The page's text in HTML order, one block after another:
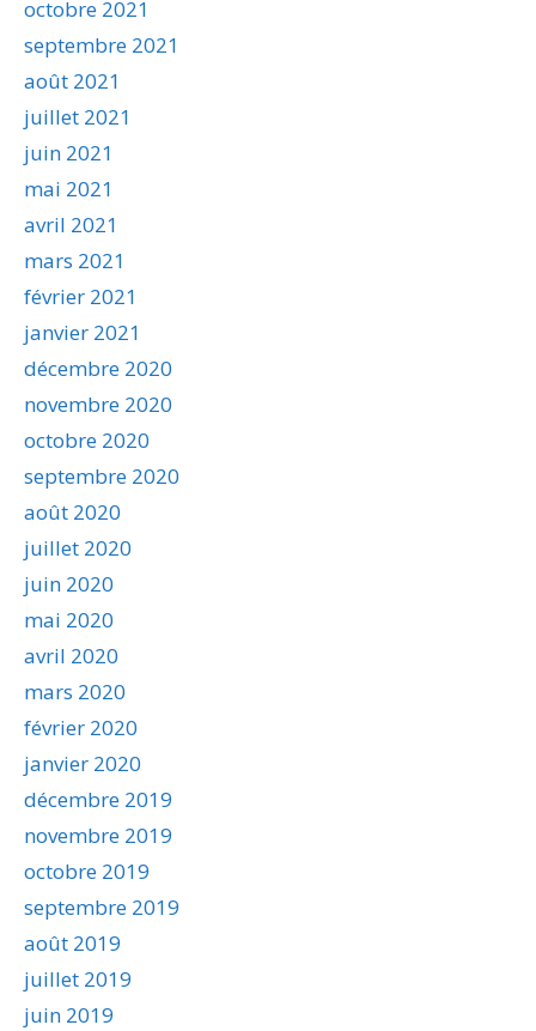
octobre 2021
septembre 2021
août 2021
juillet 2021
juin 2021
mai 2021
avril 2021
mars 2021
février 2021
janvier 2021
décembre 2020
novembre 2020
octobre 2020
septembre 2020
août 2020
juillet 2020
juin 2020
mai 2020
avril 2020
mars 2020
février 2020
janvier 2020
décembre 2019
novembre 2019
octobre 2019
septembre 2019
août 2019
juillet 2019
juin 2019